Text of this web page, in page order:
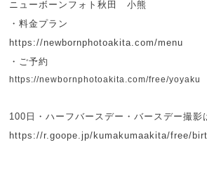
ニューボーンフォト秋田 小熊
・料金プラン
https://newbornphotoakita.com/menu
・ご予約
https://newbornphotoakita.com/free/yoyaku
100日・ハーフバースデー・バースデー撮影
https://r.goope.jp/kumakumaakita/free/